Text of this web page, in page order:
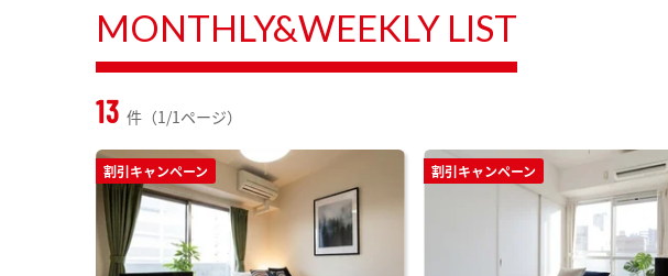
MONTHLY&WEEKLY LIST
13 件（1/1ページ）
割引キャンペーン 割引キャンペーン